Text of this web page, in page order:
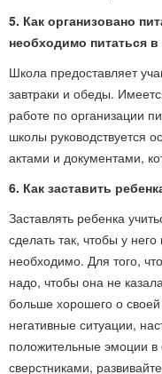
5. Как организовано
необходимо питаться
Школа предоставляет
завтраки и обеды.
работе по организации
школы руководствуется
актами и документами,
6. Как заставить
Заставлять ребенка
сделать так, чтобы у
необходимо. Для того,
надо, чтобы она не
больше хорошего о
негативные ситуации,
положительные эмоции
сверстниками,